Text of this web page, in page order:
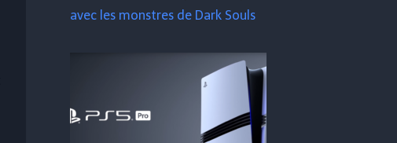
avec les monstres de Dark Souls